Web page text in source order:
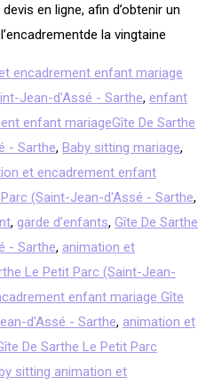
en ligne, afin d’obtenir un
la vingtaine
encadrement enfant mariage
Jean-d'Assé - Sarthe, enfant
enfant mariageGîte De Sarthe
- Sarthe, Baby sitting mariage,
et encadrement enfant
(Saint-Jean-d'Assé - Sarthe,
, garde d’enfants, Gîte De Sarthe
- Sarthe, animation et
Le Petit Parc (Saint-Jean-
enfant mariage Gîte
d'Assé - Sarthe, animation et
De Sarthe Le Petit Parc
sitting animation et